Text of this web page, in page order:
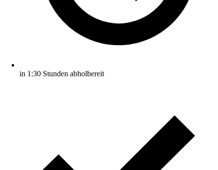
in 1:30 Stunden abholbereit